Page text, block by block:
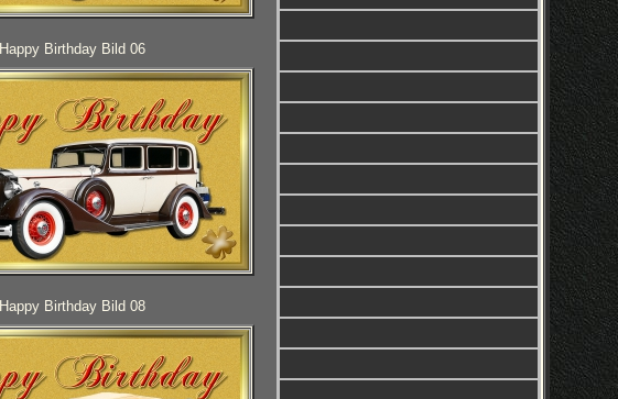
Happy Birthday Bild 06
Happy Birthday Bild 08